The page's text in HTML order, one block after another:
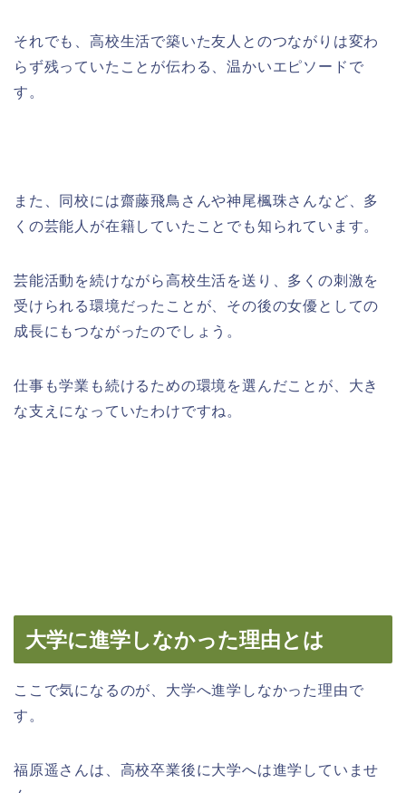
それでも、高校生活で築いた友人とのつながりは変わ
らず残っていたことが伝わる、温かいエピソードで
す。
また、同校には齋藤飛鳥さんや神尾楓珠さんなど、多
くの芸能人が在籍していたことでも知られています。
芸能活動を続けながら高校生活を送り、多くの刺激を
受けられる環境だったことが、その後の女優としての
成長にもつながったのでしょう。
仕事も学業も続けるための環境を選んだことが、大き
な支えになっていたわけですね。
大学に進学しなかった理由とは
ここで気になるのが、大学へ進学しなかった理由で
す。
福原遥さんは、高校卒業後に大学へは進学していませ